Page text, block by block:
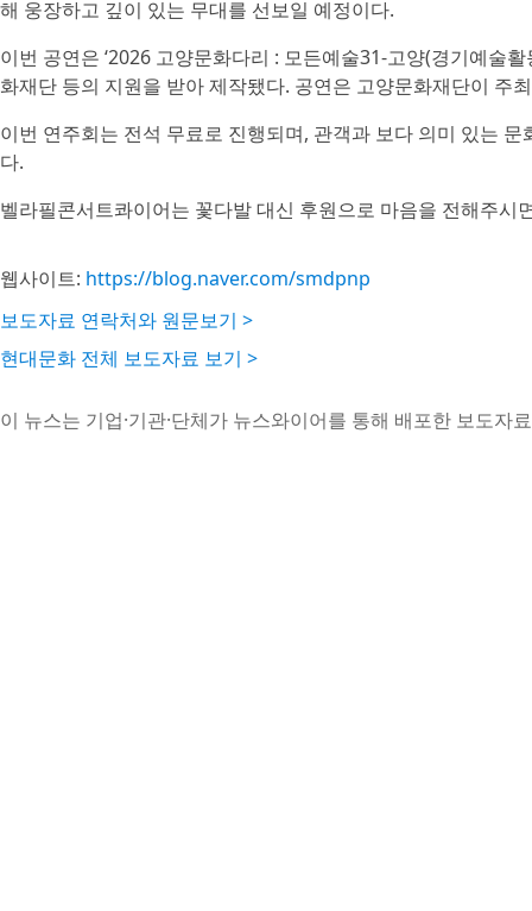
해 웅장하고 깊이 있는 무대를 선보일 예정이다.
이번 공연은 ‘2026 고양문화다리 : 모든예술31-고양(경기예술
화재단 등의 지원을 받아 제작됐다. 공연은 고양문화재단이 주
이번 연주회는 전석 무료로 진행되며, 관객과 보다 의미 있는
다.
벨라필콘서트콰이어는 꽃다발 대신 후원으로 마음을 전해주
웹사이트: https://blog.naver.com/smdpnp
보도자료 연락처와 원문보기 >
현대문화 전체 보도자료 보기 >
이 뉴스는 기업·기관·단체가 뉴스와이어를 통해 배포한 보도자